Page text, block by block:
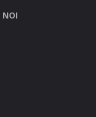
NOI